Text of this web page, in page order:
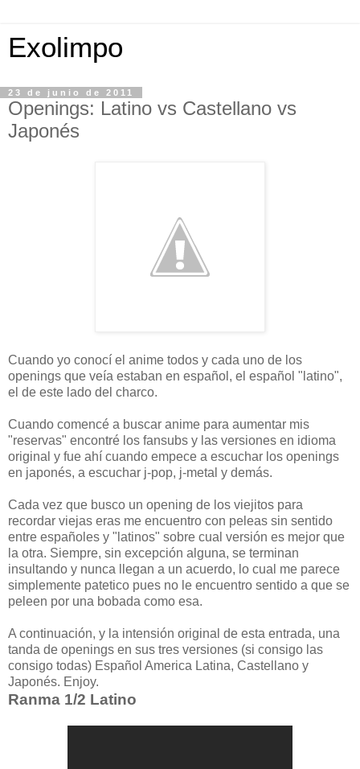
Exolimpo
23 de junio de 2011
Openings: Latino vs Castellano vs
Japonés
Cuando yo conocí el anime todos y cada uno de los
openings que veía estaban en español, el español "latino",
el de este lado del charco.
Cuando comencé a buscar anime para aumentar mis
"reservas" encontré los fansubs y las versiones en idioma
original y fue ahí cuando empece a escuchar los openings
en japonés, a escuchar j-pop, j-metal y demás.
Cada vez que busco un opening de los viejitos para
recordar viejas eras me encuentro con peleas sin sentido
entre españoles y "latinos" sobre cual versión es mejor que
la otra. Siempre, sin excepción alguna, se terminan
insultando y nunca llegan a un acuerdo, lo cual me parece
simplemente patetico pues no le encuentro sentido a que se
peleen por una bobada como esa.
A continuación, y la intensión original de esta entrada, una
tanda de openings en sus tres versiones (si consigo las
consigo todas) Español America Latina, Castellano y
Japonés. Enjoy.
Ranma 1/2 Latino